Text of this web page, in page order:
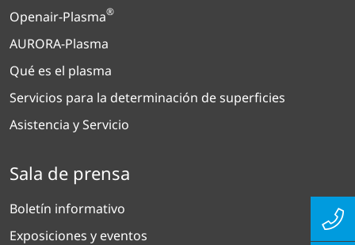
Openair-Plasma®
AURORA-Plasma
Qué es el plasma
Servicios para la determinación de superficies
Asistencia y Servicio
Sala de prensa
Boletín informativo
Exposiciones y eventos